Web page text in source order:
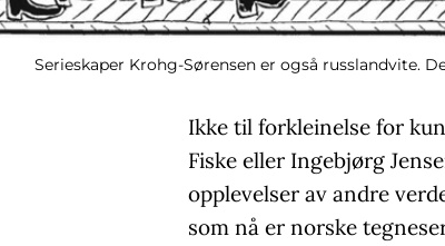
Serieskaper Krohg-Sørensen er også russlandvite.
Ikke til forkleinelse for
Fiske eller Ingebjørg
opplevelser av andre
som nå er norske